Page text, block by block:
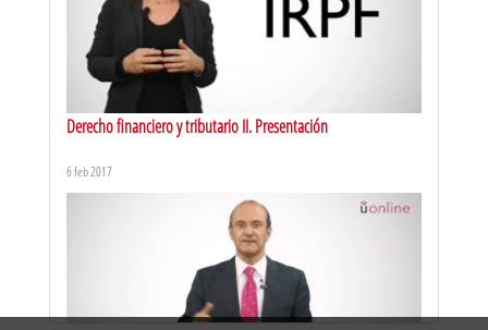
URJCx-MOOC NEUROCIENCIA PYME. Presentación del curso
Derecho financiero y tributario II. Presentación
6 feb 2017